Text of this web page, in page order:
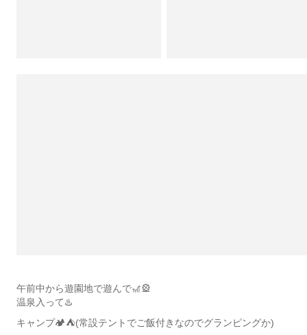
午前中から遊園地で遊んで🎢🎡
温泉入って♨️
キャンプ🏕⛺️(常設テントでご飯付きなのでグランピングか)